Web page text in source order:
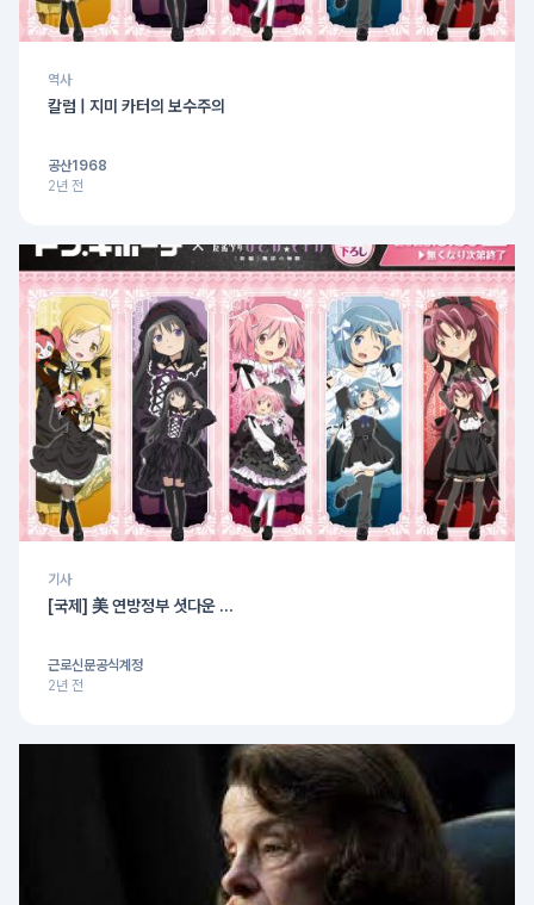
역사
칼럼 | 지미 카터의 보수주의
공산1968
2년 전
기사
[국제] 美 연방정부 셧다운 ...
근로신문공식계정
2년 전